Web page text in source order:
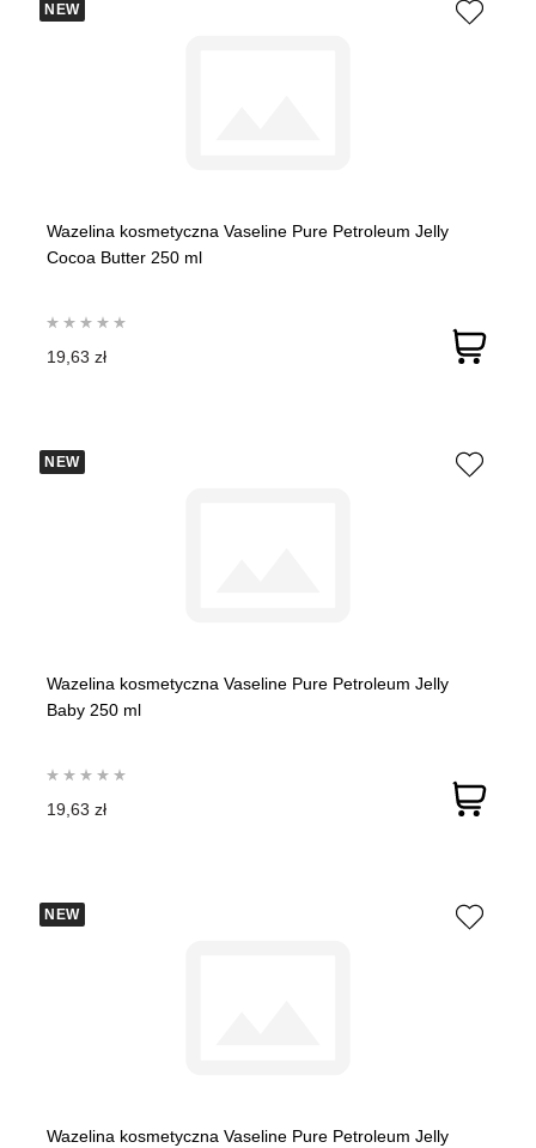
NEW
Wazelina kosmetyczna Vaseline Pure Petroleum Jelly
Cocoa Butter 250 ml
19,63 zł
NEW
Wazelina kosmetyczna Vaseline Pure Petroleum Jelly
Baby 250 ml
19,63 zł
NEW
Wazelina kosmetyczna Vaseline Pure Petroleum Jelly